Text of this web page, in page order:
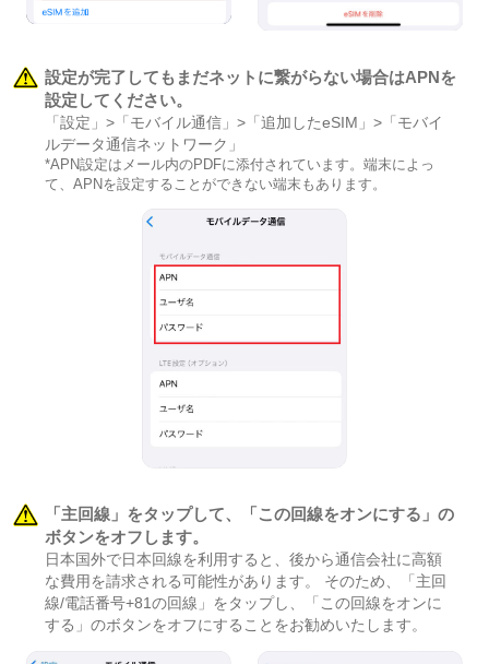
設定が完了してもまだネットに繋がらない場合はAPNを
設定してください。
「設定」>「モバイル通信」>「追加したeSIM」>「モバイ
ルデータ通信ネットワーク」
*APN設定はメール内のPDFに添付されています。端末によっ
て、APNを設定することができない端末もあります。
「主回線」をタップして、「この回線をオンにする」の
ボタンをオフします。
日本国外で日本回線を利用すると、後から通信会社に高額
な費用を請求される可能性があります。 そのため、「主回
線/電話番号+81の回線」をタップし、「この回線をオンに
する」のボタンをオフにすることをお勧めいたします。